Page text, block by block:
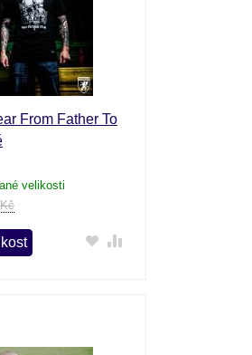
From Father To
velikosti